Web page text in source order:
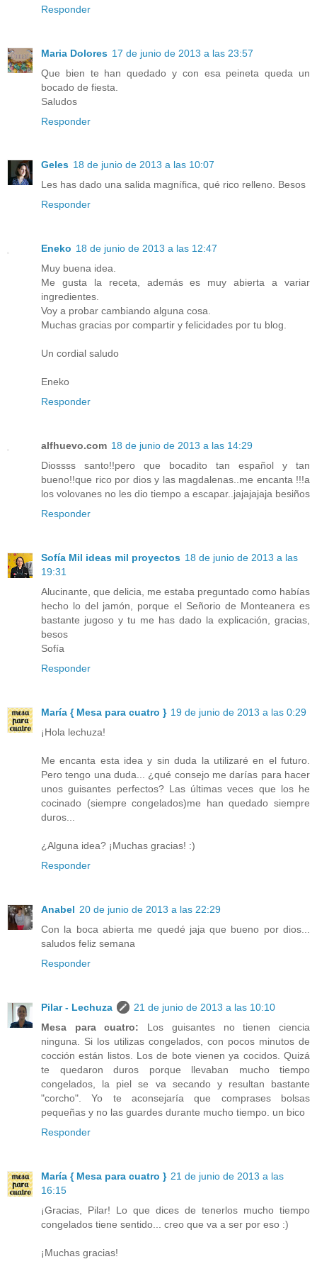
Responder
Maria Dolores 17 de junio de 2013 a las 23:57
Que bien te han quedado y con esa peineta queda un
bocado de fiesta.
Saludos
Responder
Geles 18 de junio de 2013 a las 10:07
Les has dado una salida magnífica, qué rico relleno. Besos
Responder
Eneko 18 de junio de 2013 a las 12:47
Muy buena idea.
Me gusta la receta, además es muy abierta a variar
ingredientes.
Voy a probar cambiando alguna cosa.
Muchas gracias por compartir y felicidades por tu blog.
Un cordial saludo
Eneko
Responder
alfhuevo.com 18 de junio de 2013 a las 14:29
Diossss santo!!pero que bocadito tan español y tan
bueno!!que rico por dios y las magdalenas..me encanta !!!a
los volovanes no les dio tiempo a escapar..jajajajaja besiños
Responder
Sofía Mil ideas mil proyectos 18 de junio de 2013 a las
19:31
Alucinante, que delicia, me estaba preguntado como habías
hecho lo del jamón, porque el Señorio de Monteanera es
bastante jugoso y tu me has dado la explicación, gracias,
besos
Sofía
Responder
María { Mesa para cuatro } 19 de junio de 2013 a las 0:29
¡Hola lechuza!
Me encanta esta idea y sin duda la utilizaré en el futuro.
Pero tengo una duda... ¿qué consejo me darías para hacer
unos guisantes perfectos? Las últimas veces que los he
cocinado (siempre congelados)me han quedado siempre
duros...
¿Alguna idea? ¡Muchas gracias! :)
Responder
Anabel 20 de junio de 2013 a las 22:29
Con la boca abierta me quedé jaja que bueno por dios...
saludos feliz semana
Responder
Pilar - Lechuza
21 de junio de 2013 a las 10:10
Mesa para cuatro: Los guisantes no tienen ciencia
ninguna. Si los utilizas congelados, con pocos minutos de
cocción están listos. Los de bote vienen ya cocidos. Quizá
te quedaron duros porque llevaban mucho tiempo
congelados, la piel se va secando y resultan bastante
"corcho". Yo te aconsejaría que comprases bolsas
pequeñas y no las guardes durante mucho tiempo. un bico
Responder
María { Mesa para cuatro } 21 de junio de 2013 a las
16:15
¡Gracias, Pilar! Lo que dices de tenerlos mucho tiempo
congelados tiene sentido... creo que va a ser por eso :)
¡Muchas gracias!